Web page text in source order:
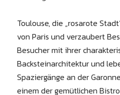
Toulouse, die „rosarote
von Paris und verzaubert
Besucher mit ihrer
Backsteinarchitektur und
Spaziergänge an der
einem der gemütlichen